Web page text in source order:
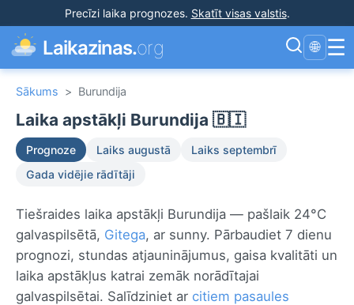
Precīzi laika prognozes. Skatīt visas valstis.
Laikazinas.org 🌐 ☰
Sākums > Burundija
Laika apstākļi Burundija 🇧🇮
Prognoze Laiks augustā
Laiks septembrī
Gada vidējie rādītāji
Tiešraides laika apstākļi Burundija — pašlaik 24°C
galvaspilsētā, Gitega, ar sunny. Pārbaudiet 7 dienu
prognozi, stundas atjauninājumus, gaisa kvalitāti un
laika apstākļus katrai zemāk norādītajai
galvaspilsētai. Salīdziniet ar citiem pasaules